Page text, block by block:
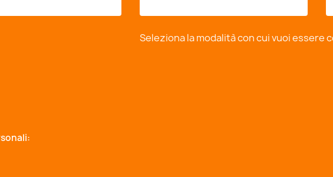
Seleziona la modalità con cui vuoi essere